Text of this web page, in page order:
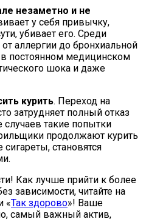
незаметно и не
у себя привычку,
убивает его. Среди
аллергии до бронхиальной
постоянном медицинском
шока и даже
курить. Переход на
затрудняет полный отказ
такие попытки
продолжают курить
становятся
Как лучше прийти к более
зависимости, читайте на
«Так здорово»! Ваше
самый важный актив,